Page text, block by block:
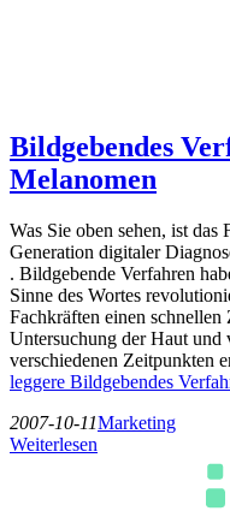
Bildgebendes
Melanomen
Was Sie oben sehen, ist das
Generation digitaler
. Bildgebende Verfahren
Sinne des Wortes
Fachkräften einen
Untersuchung der Haut
verschiedenen Zeitpunkten
leggere Bildgebendes
2007-10-11Marketing
Weiterlesen